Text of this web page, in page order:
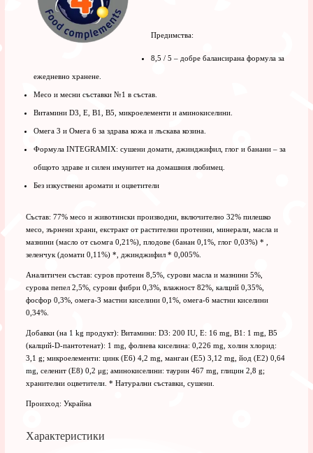
Предимства:
8,5 / 5 – добре балансирана формула за
ежедневно хранене.
Месо и месни съставки №1 в състав.
Витамини D3, E, B1, B5, микроелементи и аминокиселини.
Омега 3 и Омега 6 за здрава кожа и лъскава козина.
Формула INTEGRAMIX: сушени домати, джинджифил, глог и банани – за
общото здраве и силен имунитет на домашния любимец.
Без изкуствени аромати и оцветители
Състав: 77% месо и животински производни, включително 32% пилешко
месо, зърнени храни, екстракт от растителни протеини, минерали, масла и
мазнини (масло от сьомга 0,21%), плодове (банан 0,1%, глог 0,03%) * ,
зеленчук (домати 0,11%) *, джинджифил * 0,005%.
Аналитичен състав: суров протеин 8,5%, сурови масла и мазнини 5%,
сурова пепел 2,5%, сурови фибри 0,3%, влажност 82%, калций 0,35%,
фосфор 0,3%, омега-3 мастни киселини 0,1%, омега-6 мастни киселини
0,34%.
Добавки (на 1 kg продукт): Витамини: D3: 200 IU, E: 16 mg, B1: 1 mg, B5
(калций-D-пантотенат): 1 mg, фолиева киселина: 0,226 mg, холин хлорид:
3,1 g; микроелементи: цинк (Е6) 4,2 mg, манган (Е5) 3,12 mg, йод (Е2) 0,64
mg, селенит (Е8) 0,2 μg; аминокиселини: таурин 467 mg, глицин 2,8 g;
хранителни оцветители. * Натурални съставки, сушени.
Произход: Украйна
Характеристики